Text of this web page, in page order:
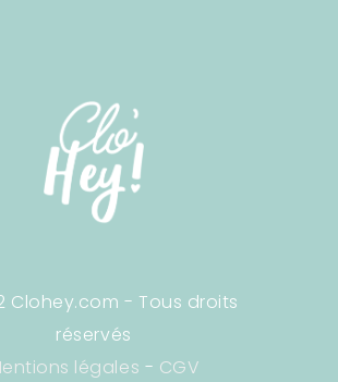
Clohey.com - Tous droits
réservés
légales - CGV